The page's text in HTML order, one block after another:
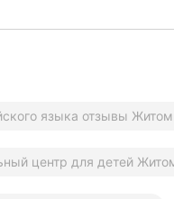
языка отзывы
центр для детей